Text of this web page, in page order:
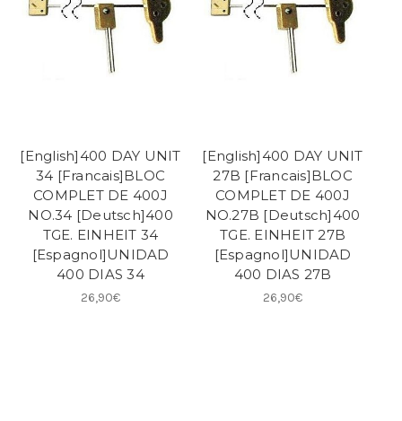
[English]400 DAY UNIT
34 [Francais]BLOC
COMPLET DE 400J
NO.34 [Deutsch]400
TGE. EINHEIT 34
[Espagnol]UNIDAD
400 DIAS 34
26,90€
[English]400 DAY UNIT
27B [Francais]BLOC
COMPLET DE 400J
NO.27B [Deutsch]400
TGE. EINHEIT 27B
[Espagnol]UNIDAD
400 DIAS 27B
26,90€